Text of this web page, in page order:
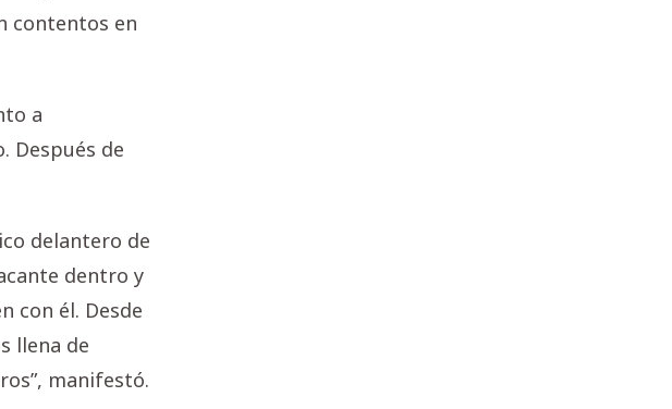
contentos en
a
Después de
delantero de
dentro y
con él. Desde
llena de
manifestó.